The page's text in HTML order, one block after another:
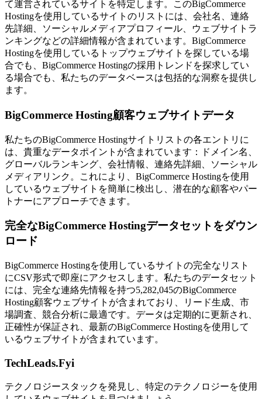
て運営されているサイトを特定します。このBigCommerce
Hostingを使用しているサイトのリストには、会社名、連絡
先詳細、ソーシャルメディアプロフィール、ウェブサイトラ
ンキングなどの詳細情報が含まれています。BigCommerce
Hostingを使用しているトップウェブサイトを探している場
合でも、BigCommerce Hostingの採用トレンドを探求してい
る場合でも、私たちのデータベースは包括的な洞察を提供し
ます。
BigCommerce Hosting顧客ウェブサイトデータ
私たちのBigCommerce Hostingサイトリストの各エントリに
は、貴重なデータポイントが含まれています：ドメイン名、
グローバルランキング、会社情報、連絡先詳細、ソーシャル
メディアリンク。これにより、BigCommerce Hostingを使用
しているウェブサイトを簡単に検出し、潜在的な顧客やパー
トナーにアプローチできます。
完全なBigCommerce Hostingデータセットをダウン
ロード
BigCommerce Hostingを使用しているサイトの完全なリスト
にCSV形式で即座にアクセスします。私たちのデータセット
には、完全な連絡先情報を持つ5,282,045のBigCommerce
Hosting顧客ウェブサイトが含まれており、リード生成、市
場調査、競合分析に最適です。データは定期的に更新され、
正確性が保証され、最新のBigCommerce Hostingを使用して
いるウェブサイトが含まれています。
TechLeads.Fyi
テクノロジースタックを発見し、特定のテクノロジーを使用